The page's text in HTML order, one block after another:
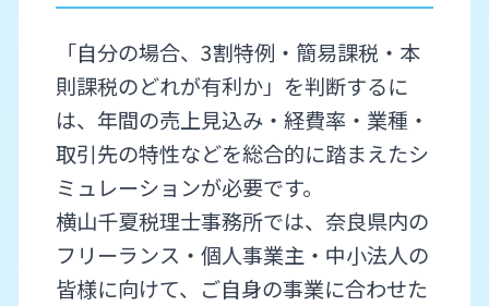
「自分の場合、3割特例・簡易課税・本
則課税のどれが有利か」を判断するに
は、年間の売上見込み・経費率・業種・
取引先の特性などを総合的に踏まえたシ
ミュレーションが必要です。
横山千夏税理士事務所では、奈良県内の
フリーランス・個人事業主・中小法人の
皆様に向けて、ご自身の事業に合わせた